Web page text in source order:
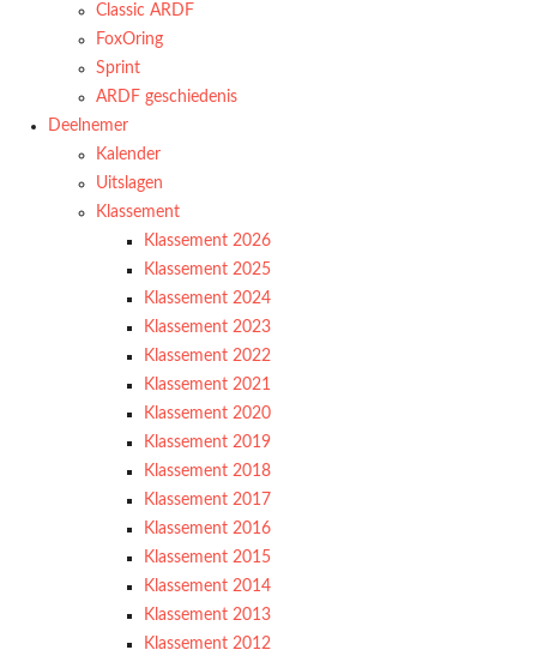
Classic ARDF
FoxOring
Sprint
ARDF geschiedenis
Deelnemer
Kalender
Uitslagen
Klassement
Klassement 2026
Klassement 2025
Klassement 2024
Klassement 2023
Klassement 2022
Klassement 2021
Klassement 2020
Klassement 2019
Klassement 2018
Klassement 2017
Klassement 2016
Klassement 2015
Klassement 2014
Klassement 2013
Klassement 2012